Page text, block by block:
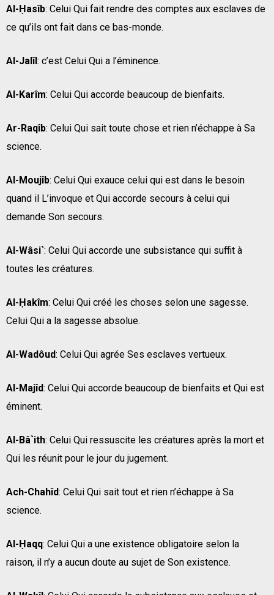
Al-Ḥasîb: Celui Qui fait rendre des comptes aux esclaves de
ce qu’ils ont fait dans ce bas-monde.
Al-Jalîl: c’est Celui Qui a l’éminence.
Al-Karîm: Celui Qui accorde beaucoup de bienfaits.
Ar-Raqîb: Celui Qui sait toute chose et rien n’échappe à Sa
science.
Al-Moujîb: Celui Qui exauce celui qui est dans le besoin
quand il L’invoque et Qui accorde secours à celui qui
demande Son secours.
Al-Wâsi`: Celui Qui accorde une subsistance qui suffit à
toutes les créatures.
Al-Ḥakîm: Celui Qui créé les choses selon une sagesse.
Celui Qui a la sagesse absolue.
Al-Wadôud: Celui Qui agrée Ses esclaves vertueux.
Al-Majîd: Celui Qui accorde beaucoup de bienfaits et Qui est
éminent.
Al-Bâ`ith: Celui Qui ressuscite les créatures après la mort et
Qui les réunit pour le jour du jugement.
Ach-Chahîd: Celui Qui sait tout et rien n’échappe à Sa
science.
Al-Ḥaqq: Celui Qui a une existence obligatoire selon la
raison, il n’y a aucun doute au sujet de Son existence.